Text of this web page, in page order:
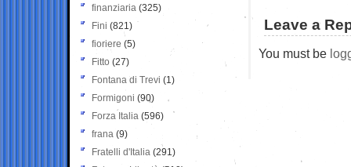
Leave a
You must be
finanziaria (325)
Fini (821)
fioriere (5)
Fitto (27)
Fontana di Trevi (1)
Formigoni (90)
Forza Italia (596)
frana (9)
Fratelli d'Italia (291)